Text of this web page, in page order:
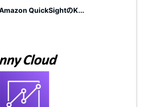
Amazon QuickSightのK...